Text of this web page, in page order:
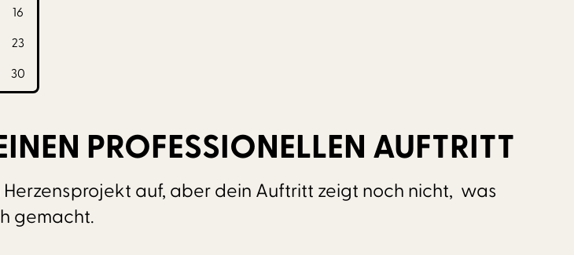
16
23
30
PROFESSIONELLEN AUFTRITT
auf, aber dein Auftritt zeigt noch nicht, was
gemacht.